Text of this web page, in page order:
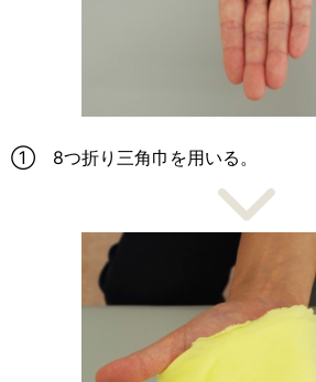
① 8つ折り三角巾を用いる。